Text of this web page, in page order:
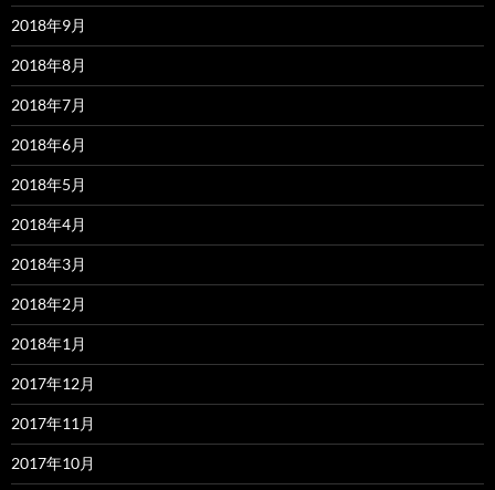
2018年9月
2018年8月
2018年7月
2018年6月
2018年5月
2018年4月
2018年3月
2018年2月
2018年1月
2017年12月
2017年11月
2017年10月